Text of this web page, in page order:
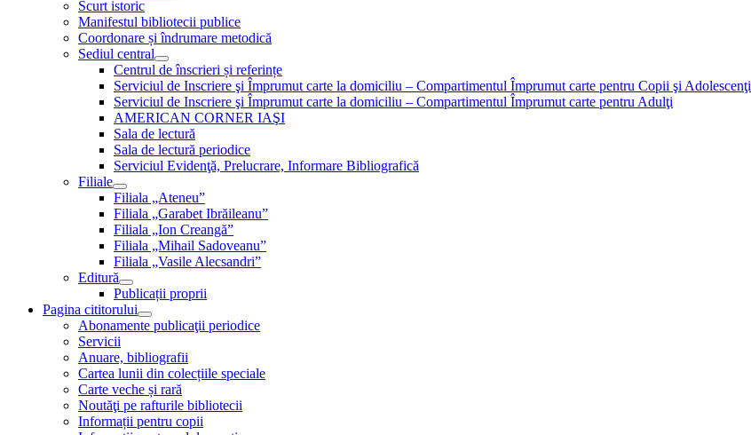
Scurt istoric
Manifestul bibliotecii publice
Coordonare și îndrumare metodică
Sediul central
Centrul de înscrieri și referințe
Serviciul de Inscriere şi Împrumut carte la domiciliu – Compartimentul Împrumut carte pentru Copii şi Adolescenţi
Serviciul de Inscriere şi Împrumut carte la domiciliu – Compartimentul Împrumut carte pentru Adulţi
AMERICAN CORNER IAŞI
Sala de lectură
Sala de lectură periodice
Serviciul Evidenţă, Prelucrare, Informare Bibliografică
Filiale
Filiala „Ateneu”
Filiala „Garabet Ibrăileanu”
Filiala „Ion Creangă”
Filiala „Mihail Sadoveanu”
Filiala „Vasile Alecsandri”
Editură
Publicații proprii
Pagina cititorului
Abonamente publicaţii periodice
Servicii
Anuare, bibliografii
Cartea lunii din colecțiile speciale
Carte veche și rară
Noutăţi pe rafturile bibliotecii
Informații pentru copii